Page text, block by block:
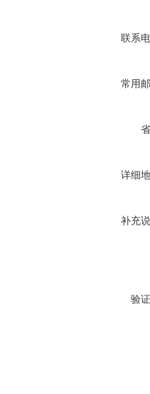
联系
常用
详细
补充
验